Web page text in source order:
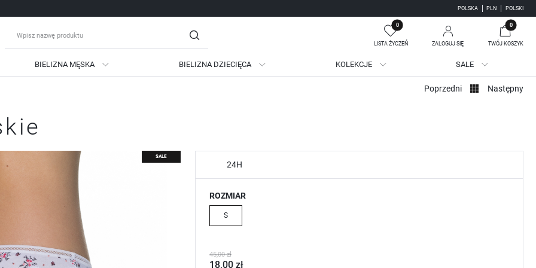
POLSKA PLN POLSKI
0
LISTA ŻYCZEŃ ZALOGUJ SIĘ
Zapomniałem hasła
podgląd historii zakupów
brak konieczności wprowadzania swoich danych przy kolejnych zakupach
możliwość otrzymania rabatów i kuponów promocyjnych
0
TWÓJ KOSZYK
Twój koszyk jest pusty
BIELIZNA MĘSKA BIELIZNA DZIECIĘCA KOLEKCJE SALE
Poprzedni Następny
SALE
24H
ROZMIAR
S
45,00 zł
18,00 zł